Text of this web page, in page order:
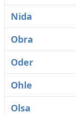
Nida
Obra
Oder
Ohle
Olsa